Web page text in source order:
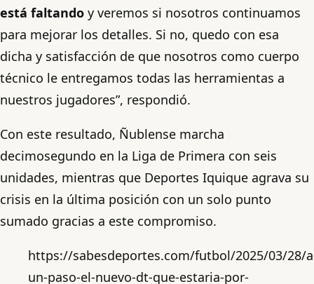
está faltando y veremos si nosotros continuamos
para mejorar los detalles. Si no, quedo con esa
dicha y satisfacción de que nosotros como cuerpo
técnico le entregamos todas las herramientas a
nuestros jugadores”, respondió.
Con este resultado, Ñublense marcha
decimosegundo en la Liga de Primera con seis
unidades, mientras que Deportes Iquique agrava su
crisis en la última posición con un solo punto
sumado gracias a este compromiso.
https://sabesdeportes.com/futbol/2025/03/28/
un-paso-el-nuevo-dt-que-estaria-por-